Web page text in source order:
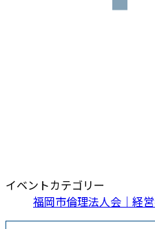
イベントカテゴリー
福岡市倫理法人会｜経